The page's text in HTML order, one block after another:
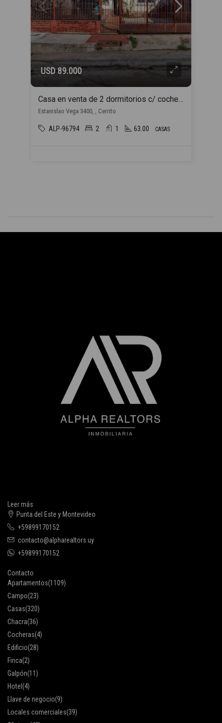
USD 89.000
Casa en venta de 2 dormitorios c/ cochera en Cerrito
Estanislao Vega 3400, , Cerrito
ALP-96794 2 1 63.00 CASAS
Leer más
Punta del Este y Montevideo
+59899170152
contacto@alpharealtors.uy
+59899170152
Contacto
Apartamentos(1109)
Campo(23)
Casas(320)
Chacra(36)
Cocheras(4)
Edificio(28)
Finca(2)
Galpón(11)
Hotel (4)
Llave de negocio(9)
Locales comerciales(39)